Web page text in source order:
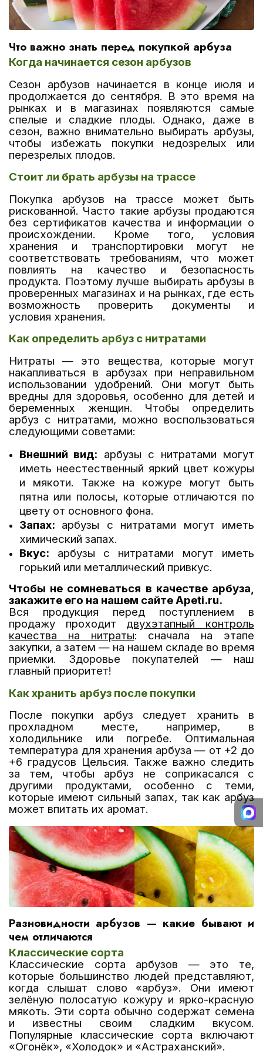
Что важно знать перед покупкой арбуза
Когда начинается сезон арбузов
Сезон арбузов начинается в конце июля и
продолжается до сентября. В это время на
рынках и в магазинах появляются самые
спелые и сладкие плоды. Однако, даже в
сезон, важно внимательно выбирать арбузы,
чтобы избежать покупки недозрелых или
перезрелых плодов.
Стоит ли брать арбузы на трассе
Покупка арбузов на трассе может быть
рискованной. Часто такие арбузы продаются
без сертификатов качества и информации о
происхождении. Кроме того, условия
хранения и транспортировки могут не
соответствовать требованиям, что может
повлиять на качество и безопасность
продукта. Поэтому лучше выбирать арбузы в
проверенных магазинах и на рынках, где есть
возможность проверить документы и
условия хранения.
Как определить арбуз с нитратами
Нитраты — это вещества, которые могут
накапливаться в арбузах при неправильном
использовании удобрений. Они могут быть
вредны для здоровья, особенно для детей и
беременных женщин. Чтобы определить
арбуз с нитратами, можно воспользоваться
следующими советами:
Внешний вид: арбузы с нитратами могут
иметь неестественный яркий цвет кожуры
и мякоти. Также на кожуре могут быть
пятна или полосы, которые отличаются по
цвету от основного фона.
Запах: арбузы с нитратами могут иметь
химический запах.
Вкус: арбузы с нитратами могут иметь
горький или металлический привкус.
Чтобы не сомневаться в качестве арбуза,
закажите его на нашем сайте Apeti.ru.
Вся продукция перед поступлением в
продажу проходит двухэтапный контроль
качества на нитраты: сначала на этапе
закупки, а затем — на нашем складе во время
приемки. Здоровье покупателей —
наш
главный приоритет!
Как хранить арбуз после покупки
После покупки арбуз следует хранить в
прохладном месте, например, в
холодильнике или погребе. Оптимальная
температура для хранения арбуза — от +2 до
+6 градусов Цельсия. Также важно следить
за тем, чтобы арбуз не соприкасался с
другими продуктами, особенно с теми,
которые имеют сильный запах, так как арбуз
может впитать их аромат.
Разновидности арбузов — какие бывают и
чем отличаются
Классические сорта
Классические сорта арбузов — это те,
которые большинство людей представляют,
когда слышат слово «арбуз». Они имеют
зелёную полосатую кожуру и ярко-красную
мякоть. Эти сорта обычно содержат семена
и известны своим сладким вкусом.
Популярные классические сорта включают
«Огонёк», «Холодок» и «Астраханский».